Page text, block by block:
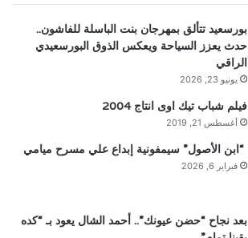
بورسعيد تتألق بمهرجان بنت الباسلة للفاشون..
حدث يعزز السياحة ويعكس الذوق البورسعيدي
الراقي
يونيو 23, 2026
فيلم شباب تيك اوى انتاج 2004
أغسطس 21, 2019
“ابن الأصول” سيمفونية إبداع علي مسرح ميامي
فبراير 6, 2026
بعد نجاح “حضن عيونك”.. أحمد الشال يعود بـ “كده